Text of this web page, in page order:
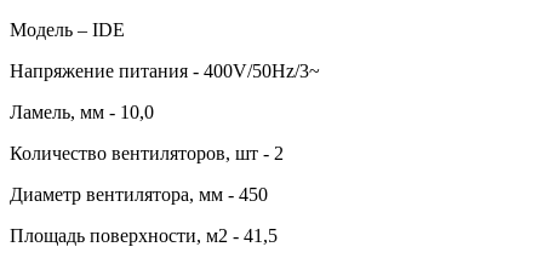
Модель – IDE
Напряжение питания - 400V/50Hz/3~
Ламель, мм - 10,0
Количество вентиляторов, шт - 2
Диаметр вентилятора, мм - 450
Площадь поверхности, м2 - 41,5